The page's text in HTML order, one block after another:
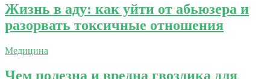
Жизнь в аду: как уйти от абьюзера и
разорвать токсичные отношения
Медицина
Чем полезна и вредна гвоздика для